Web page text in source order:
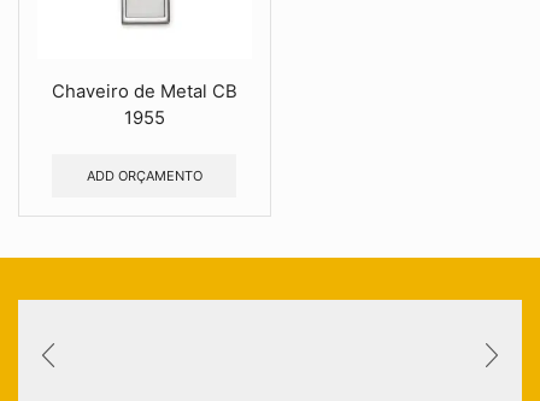
Chaveiro de Metal CB
1955
ADD ORÇAMENTO